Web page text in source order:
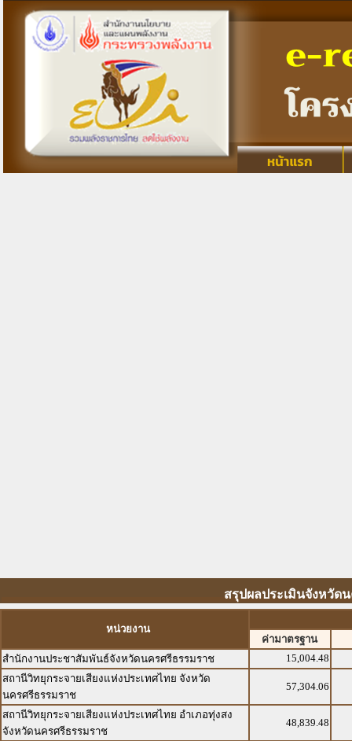
สรุปผลประเมินจังหวัด
หน่วยงาน
ค่ามาตรฐาน
สำนักงานประชาสัมพันธ์จังหวัดนครศรีธรรมราช
15,004.48
สถานีวิทยุกระจายเสียงแห่งประเทศไทย จังหวัด
นครศรีธรรมราช
57,304.06
สถานีวิทยุกระจายเสียงแห่งประเทศไทย อำเภอทุ่งสง
จังหวัดนครศรีธรรมราช
48,839.48